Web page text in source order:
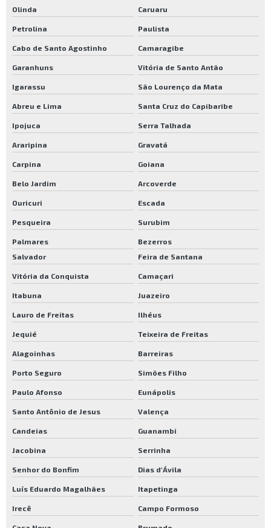
Olinda Caruaru
Petrolina Paulista
Cabo de Santo Agostinho Camaragibe
Garanhuns Vitória de Santo Antão
Igarassu São Lourenço da Mata
Abreu e Lima Santa Cruz do Capibaribe
Ipojuca Serra Talhada
Araripina Gravatá
Carpina Goiana
Belo Jardim Arcoverde
Ouricuri Escada
Pesqueira Surubim
Palmares
Bezerros
Salvador
Feira de Santana
Vitória da Conquista Camaçari
Itabuna Juazeiro
Lauro de Freitas Ilhéus
Jequié Teixeira de Freitas
Alagoinhas Barreiras
Porto Seguro Simões Filho
Paulo Afonso Eunápolis
Santo Antônio de Jesus Valença
Candeias Guanambi
Jacobina Serrinha
Senhor do Bonfim Dias d'Ávila
Luís Eduardo Magalhães Itapetinga
Irecê Campo Formoso